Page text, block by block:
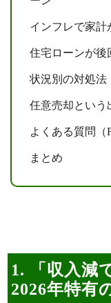
インフレで家計
住宅ローンが後
状況別の対処法
任意売却という
よくある質問（
まとめ
1. 「収入減
2026年特有